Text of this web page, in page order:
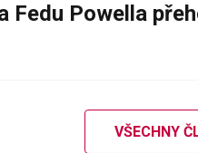
Fedu Powella
VŠECHNY